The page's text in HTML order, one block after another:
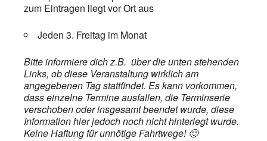
zum Eintragen liegt vor Ort aus
Jeden 3. Freitag im Monat
Bitte informiere dich z.B. über die unten stehenden
Links, ob diese Veranstaltung wirklich am
angegebenen Tag stattfindet. Es kann vorkommen,
dass einzelne Termine ausfallen, die Terminserie
verschoben oder insgesamt beendet wurde, diese
Information hier jedoch noch nicht hinterlegt wurde.
Keine Haftung für unnötige Fahrtwege! 🙂